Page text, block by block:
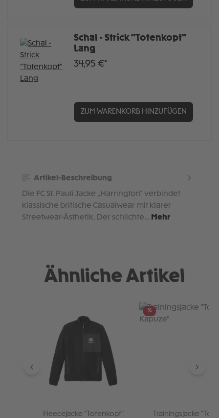
Schal - Strick "Totenkopf"
Lang
34,95 €*
ZUM WARENKORB HINZUFÜGEN
Artikel-Beschreibung
Die FC St. Pauli Jacke „Harrington“ verbindet
klassische britische Casualwear mit klarer
Streetwear-Ästhetik. Der schlichte… Mehr
Ähnliche Artikel
Fleecejacke "Totenkopf"
%
Trainingsjacke "Totenkopf